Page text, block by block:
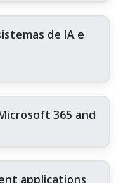
de IA e
365 and
applications